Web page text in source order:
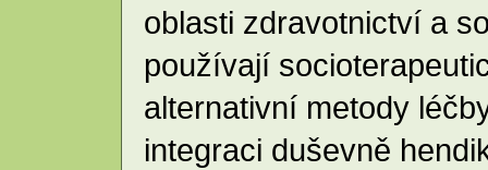
oblasti zdravotnictví a
používají
alternativní metody
integraci duševně